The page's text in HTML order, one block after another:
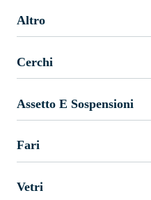
Altro
Cerchi
Assetto E Sospensioni
Fari
Vetri